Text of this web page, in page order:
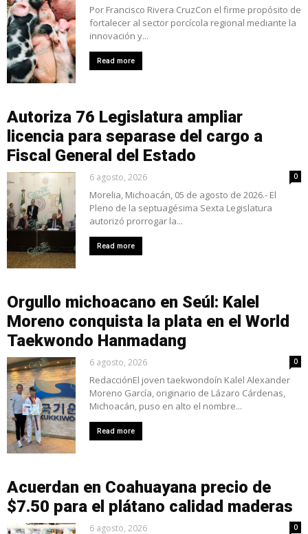
Por Francisco Rivera CruzCon el firme propósito de
fortalecer al sector porcícola regional mediante la
innovación y...
Read more
Autoriza 76 Legislatura ampliar
licencia para separase del cargo a
Fiscal General del Estado
6 agosto, 2026 0
Morelia, Michoacán, 05 de agosto de 2026.- El
Pleno de la septuagésima Sexta Legislatura
autorizó prorrogar la...
Read more
Orgullo michoacano en Seúl: Kalel
Moreno conquista la plata en el World
Taekwondo Hanmadang
6 agosto, 2026 0
RedacciónEl joven taekwondoín Kalel Alexander
Moreno García, originario de Lázaro Cárdenas,
Michoacán, puso en alto el nombre...
Read more
Acuerdan en Coahuayana precio de
$7.50 para el plátano calidad maderas
6 agosto, 2026 0